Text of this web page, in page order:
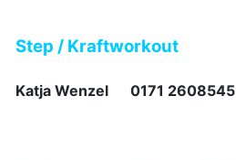
Step / Kraftworkout
Katja Wenzel 0171 2608545